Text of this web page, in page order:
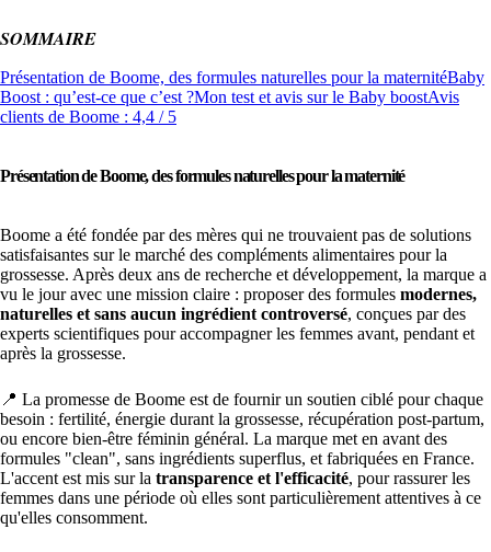
SOMMAIRE
Présentation de Boome, des formules naturelles pour la maternitéBaby
Boost : qu’est-ce que c’est ?Mon test et avis sur le Baby boostAvis
clients de Boome : 4,4 / 5
Présentation de Boome, des formules naturelles pour la maternité
Boome a été fondée par des mères qui ne trouvaient pas de solutions
satisfaisantes sur le marché des compléments alimentaires pour la
grossesse. Après deux ans de recherche et développement, la marque a
vu le jour avec une mission claire : proposer des formules modernes,
naturelles et sans aucun ingrédient controversé, conçues par des
experts scientifiques pour accompagner les femmes avant, pendant et
après la grossesse.
📍 La promesse de Boome est de fournir un soutien ciblé pour chaque
besoin : fertilité, énergie durant la grossesse, récupération post-partum,
ou encore bien-être féminin général. La marque met en avant des
formules "clean", sans ingrédients superflus, et fabriquées en France.
L'accent est mis sur la transparence et l'efficacité, pour rassurer les
femmes dans une période où elles sont particulièrement attentives à ce
qu'elles consomment.